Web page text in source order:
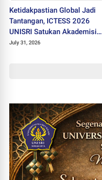
Ketidakpastian Global Jadi
Tantangan, ICTESS 2026
UNISRI Satukan Akademisi 5
Negara Demi Solusi Lintas
July 31, 2026